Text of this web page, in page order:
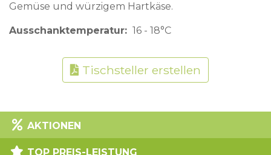
Gemüse und würzigem Hartkäse.
Ausschanktemperatur 16 - 18°C
Tischsteller erstellen
AKTIONEN
TOP PREIS-LEISTUNG